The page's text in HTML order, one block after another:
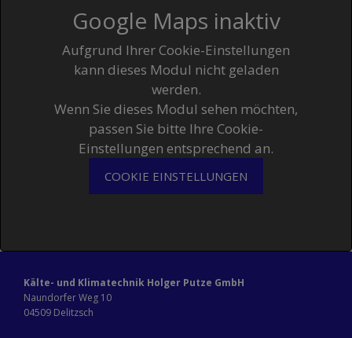
Google Maps inaktiv
Aufgrund Ihrer Cookie-Einstellungen
kann dieses Modul nicht geladen
werden.
Wenn Sie dieses Modul sehen möchten,
passen Sie bitte Ihre Cookie-
Einstellungen entsprechend an.
COOKIE EINSTELLUNGEN
Kälte- und Klimatechnik Holger Putze GmbH
Naundorfer Weg 10
04509 Delitzsch